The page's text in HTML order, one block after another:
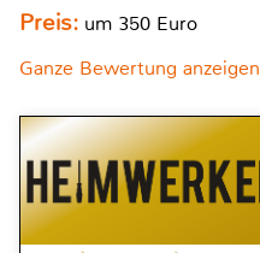
Preis: um 350 Euro
Ganze Bewertung anzeigen